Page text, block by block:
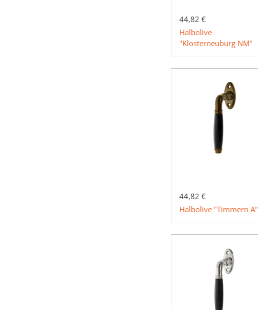
44,82 €
Halbolive
"Klosterneuburg NM"
44,82 €
Halbolive "Timmern A"